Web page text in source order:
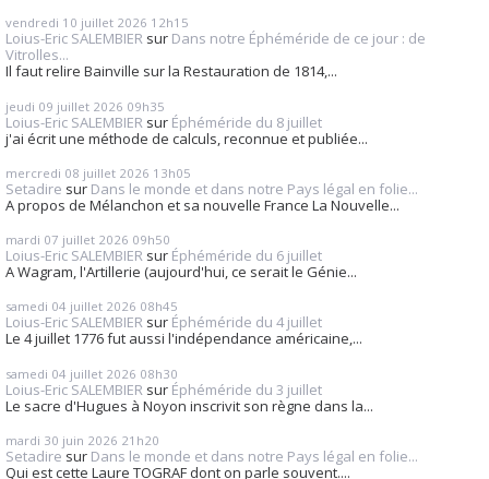
vendredi 10 juillet 2026 12h15
Loius-Eric SALEMBIER sur Dans notre Éphéméride de ce jour : de
Vitrolles...
Il faut relire Bainville sur la Restauration de 1814,...
jeudi 09 juillet 2026 09h35
Loius-Eric SALEMBIER sur Éphéméride du 8 juillet
j'ai écrit une méthode de calculs, reconnue et publiée...
mercredi 08 juillet 2026 13h05
Setadire sur Dans le monde et dans notre Pays légal en folie...
A propos de Mélanchon et sa nouvelle France La Nouvelle...
mardi 07 juillet 2026 09h50
Loius-Eric SALEMBIER sur Éphéméride du 6 juillet
A Wagram, l'Artillerie (aujourd'hui, ce serait le Génie...
samedi 04 juillet 2026 08h45
Loius-Eric SALEMBIER sur Éphéméride du 4 juillet
Le 4 juillet 1776 fut aussi l'indépendance américaine,...
samedi 04 juillet 2026 08h30
Loius-Eric SALEMBIER sur Éphéméride du 3 juillet
Le sacre d'Hugues à Noyon inscrivit son règne dans la...
mardi 30 juin 2026 21h20
Setadire sur Dans le monde et dans notre Pays légal en folie...
Qui est cette Laure TOGRAF dont on parle souvent....